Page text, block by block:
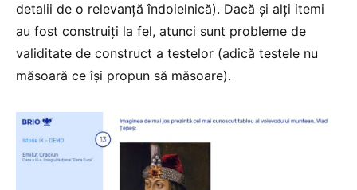
detalii de o relevanță îndoielnică). Dacă și alți itemi
au fost construiți la fel, atunci sunt probleme de
validitate de construct a testelor (adică testele nu
măsoară ce își propun să măsoare).